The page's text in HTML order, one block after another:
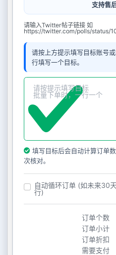
支持售
请输入Twitter帖子链接 如
https://twitter.com/polls/status/
请按上方提示填写目标账号
行填写一个目标。
填写目标后会自动计算订单
次核对。
自动循环订单 (如未来30
行)
订单个数
订单小计
订单折扣
需要支付